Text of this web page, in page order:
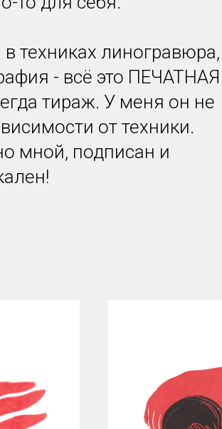
техниках линогравюра,
- всё это ПЕЧАТНАЯ
тираж. У меня он не
от техники.
мной, подписан и